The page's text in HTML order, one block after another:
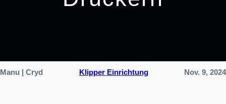
Manu | Cryd Klipper Einrichtung Nov. 9, 2024